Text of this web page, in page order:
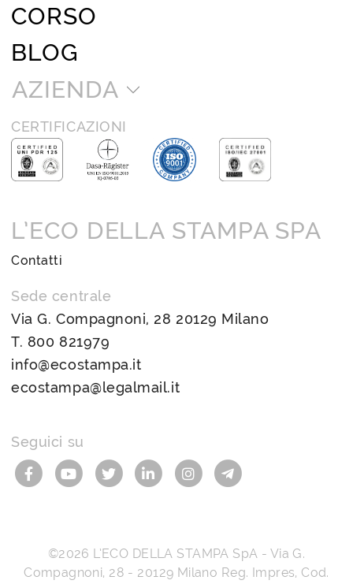
CORSO
BLOG
AZIENDA
CERTIFICAZIONI
L’ECO DELLA STAMPA SPA
Contatti
Sede centrale
Via G. Compagnoni, 28 20129 Milano
T. 800 821979
info@ecostampa.it
ecostampa@legalmail.it
Seguici su
©2026 L’ECO DELLA STAMPA SpA - Via G.
Compagnoni, 28 - 20129 Milano Reg. Impres, Cod.